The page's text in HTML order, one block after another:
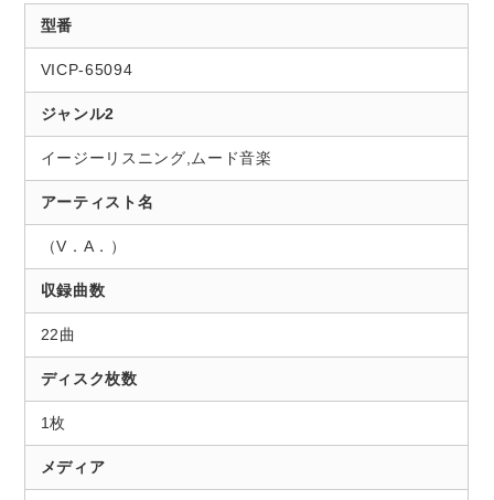
型番
VICP-65094
ジャンル2
イージーリスニング,ムード音楽
アーティスト名
（V．A．）
収録曲数
22曲
ディスク枚数
1枚
メディア